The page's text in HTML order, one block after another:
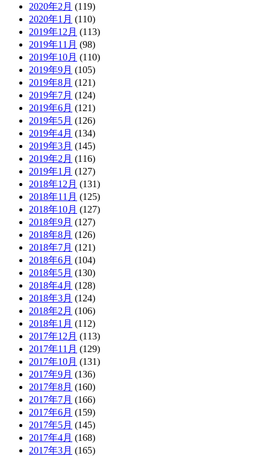
2020年2月 (119)
2020年1月 (110)
2019年12月 (113)
2019年11月 (98)
2019年10月 (110)
2019年9月 (105)
2019年8月 (121)
2019年7月 (124)
2019年6月 (121)
2019年5月 (126)
2019年4月 (134)
2019年3月 (145)
2019年2月 (116)
2019年1月 (127)
2018年12月 (131)
2018年11月 (125)
2018年10月 (127)
2018年9月 (127)
2018年8月 (126)
2018年7月 (121)
2018年6月 (104)
2018年5月 (130)
2018年4月 (128)
2018年3月 (124)
2018年2月 (106)
2018年1月 (112)
2017年12月 (113)
2017年11月 (129)
2017年10月 (131)
2017年9月 (136)
2017年8月 (160)
2017年7月 (166)
2017年6月 (159)
2017年5月 (145)
2017年4月 (168)
2017年3月 (165)